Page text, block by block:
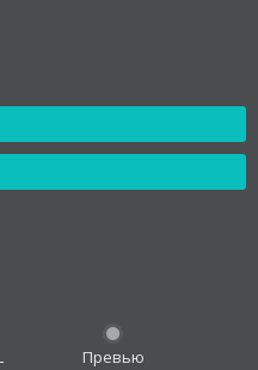
Превью